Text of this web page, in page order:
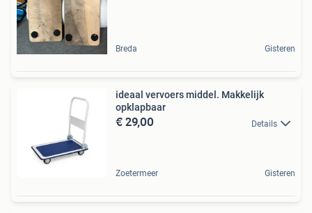
Breda Gisteren
ideaal vervoers middel. Makkelijk
opklapbaar
€ 29,00 Details
Zoetermeer Gisteren